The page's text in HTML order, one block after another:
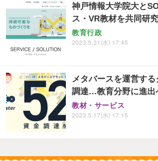
神戸情報大学院大と
ス・VR教材を共同研
教育行政
2023.5.31(水) 17:45
メタバースを運営す
調達…教育分野に進出
教材・サービス
2023.5.17(水) 17:15